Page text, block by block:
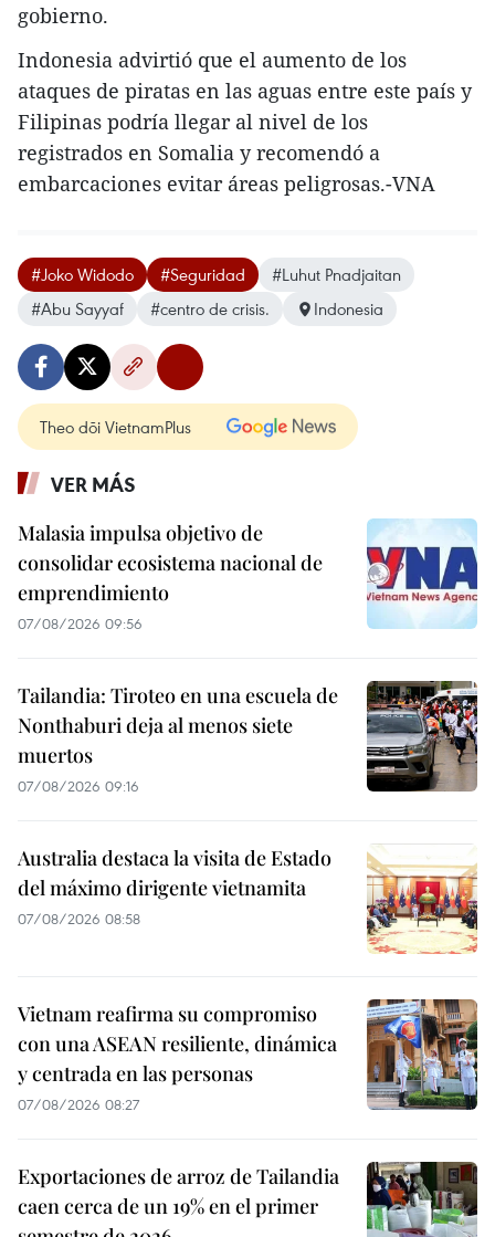
gobierno.
Indonesia advirtió que el aumento de los
ataques de piratas en las aguas entre este país y
Filipinas podría llegar al nivel de los
registrados en Somalia y recomendó a
embarcaciones evitar áreas peligrosas.-VNA
#Joko Widodo #Seguridad
#Luhut Pnadjaitan
#Abu Sayyaf
#centro de crisis. Indonesia
Theo dõi VietnamPlus
VER MÁS
Malasia impulsa objetivo de
consolidar ecosistema nacional de
emprendimiento
07/08/2026 09:56
Tailandia: Tiroteo en una escuela de
Nonthaburi deja al menos siete
muertos
07/08/2026 09:16
Australia destaca la visita de Estado
del máximo dirigente vietnamita
07/08/2026 08:58
Vietnam reafirma su compromiso
con una ASEAN resiliente, dinámica
y centrada en las personas
07/08/2026 08:27
Exportaciones de arroz de Tailandia
caen cerca de un 19% en el primer